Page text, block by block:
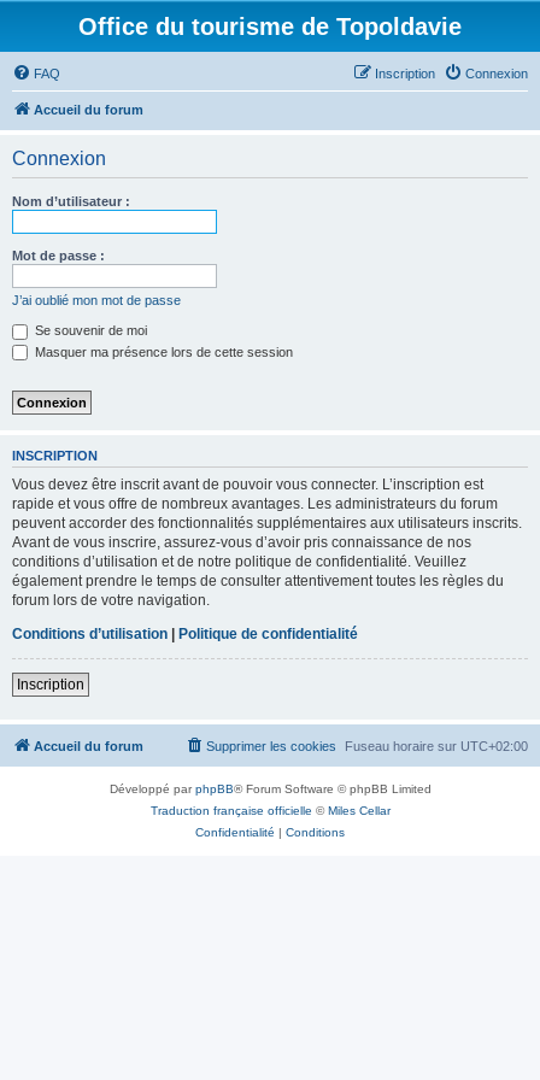
Office du tourisme de Topoldavie
FAQ Connexion
Inscription
Accueil du forum
Connexion
Nom d’utilisateur :
Mot de passe :
J’ai oublié mon mot de passe
Se souvenir de moi
Masquer ma présence lors de cette session
INSCRIPTION
Vous devez être inscrit avant de pouvoir vous connecter. L’inscription est
rapide et vous offre de nombreux avantages. Les administrateurs du forum
peuvent accorder des fonctionnalités supplémentaires aux utilisateurs inscrits.
Avant de vous inscrire, assurez-vous d’avoir pris connaissance de nos
conditions d’utilisation et de notre politique de confidentialité. Veuillez
également prendre le temps de consulter attentivement toutes les règles du
forum lors de votre navigation.
Conditions d’utilisation | Politique de confidentialité
Inscription
Accueil du forum Fuseau horaire sur UTC+02:00
Supprimer les cookies
Développé parphpBB® Forum Software © phpBB Limited
Traduction française officielle ©Miles Cellar
Confidentialité | Conditions